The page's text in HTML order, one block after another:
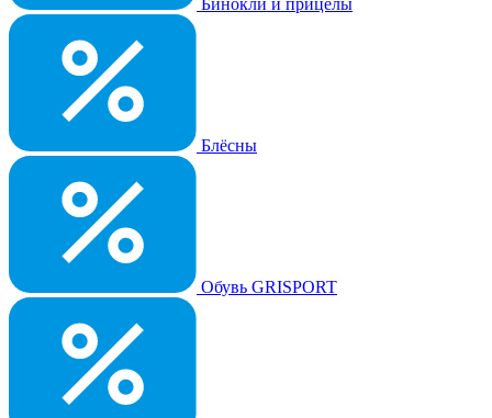
Бинокли и прицелы
Блёсны
Обувь GRISPORT